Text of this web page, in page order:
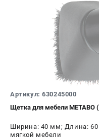
Артикул: 630245000
Щетка для мебели METABO
Ширина: 40 мм; Длина:
мягкой мебели